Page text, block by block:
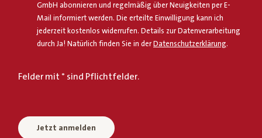
GmbH abonnieren und regelmäßig über Neuigkeiten per E-
Mail informiert werden. Die erteilte Einwilligung kann ich
jederzeit kostenlos widerrufen. Details zur Datenverarbeitung
durch Ja! Natürlich finden Sie in derDatenschutzerklärung.
Felder mit * sind Pflichtfelder.
Jetzt anmelden